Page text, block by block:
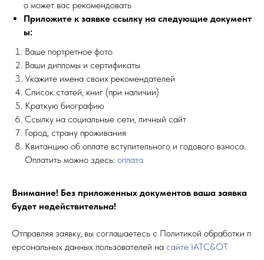
о может вас рекомендовать
Приложите к заявке ссылку на следующие документ
ы:
Ваше портретное фото
Ваши дипломы и сертификаты
Укажите имена своих рекомендателей
Список статей, книг (при наличии)
Краткую биографию
Ссылку на социальные сети, личный сайт
Город, страну проживания
Квитанцию об оплате вступительного и годового взноса.
Оплатить можно здесь: оплата
Внимание! Без приложенных документов ваша заявка
будет недействительна!
Отправляя заявку, вы соглашаетесь с Политикой обработки п
ерсональных данных пользователей на сайте IATC&OT